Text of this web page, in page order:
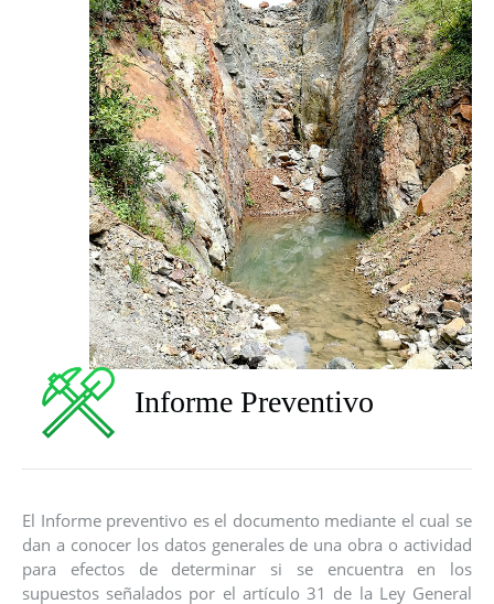
Informe Preventivo
El Informe preventivo es el documento mediante el cual se
dan a conocer los datos generales de una obra o actividad
para efectos de determinar si se encuentra en los
supuestos señalados por el artículo 31 de la Ley General